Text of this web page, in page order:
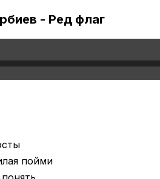
- Ред флаг
пойми